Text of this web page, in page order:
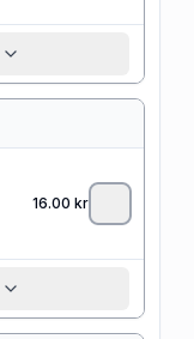
16.00 kr